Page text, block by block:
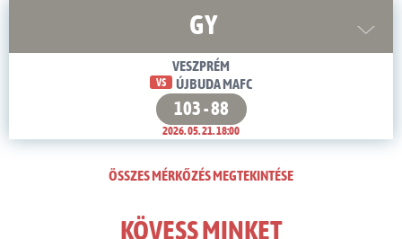
GY
VESZPRÉM
VS ÚJBUDA MAFC
103 - 88
2026. 05. 21. 18:00
ÖSSZES MÉRKŐZÉS MEGTEKINTÉSE
KÖVESS MINKET